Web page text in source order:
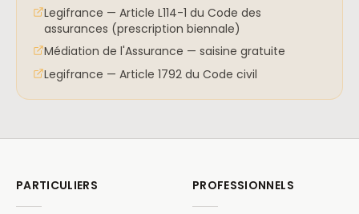
Legifrance — Article L114-1 du Code des
assurances (prescription biennale)
Médiation de l'Assurance — saisine gratuite
Legifrance — Article 1792 du Code civil
PARTICULIERS PROFESSIONNELS